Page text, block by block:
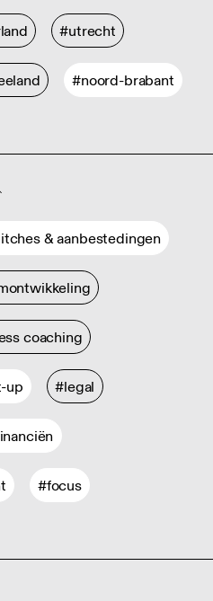
#utrecht
#noord-brabant
& aanbestedingen
coaching
up #legal
#focus